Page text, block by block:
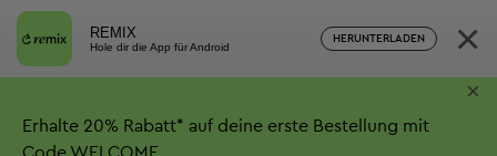
REMIX
Hole dir die App für Android
HERUNTERLADEN ×
Erhalte 20% Rabatt* auf deine erste Bestellung mit
Code WELCOME
×